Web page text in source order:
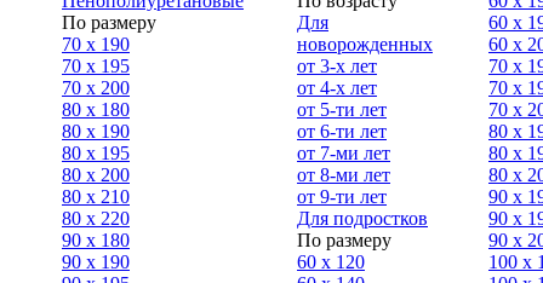
По размеру
70 х 190
70 х 195
70 х 200
80 х 180
80 х 190
80 х 195
80 х 200
80 x 210
80 x 220
90 x 180
90 х 190
Для
новорожденных
от 3-х лет
от 4-х лет
от 5-ти лет
от 6-ти лет
от 7-ми лет
от 8-ми лет
от 9-ти лет
Для подростков
По размеру
60 х 120
60 х
60 х
70 x
70 х
70 x
80 x
80 x
80 x
90 x
90 x
90 x
100 x